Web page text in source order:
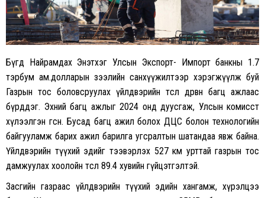
Бүгд Найрамдах Энэтхэг Улсын Экспорт- Импорт банкны 1.7
тэрбум ам.долларын зээлийн санхүүжилтээр хэрэгжүүлж буй
Газрын тос боловсруулах үйлдвэрийн төсөл дөрвөн багц ажлаас
бүрддэг. Эхний багц ажлыг 2024 онд дуусгаж, Улсын комисст
хүлээлгэн өгсөн. Бусад багц ажил болох ДЦС болон технологийн
байгууламж барих ажил барилга угсралтын шатандаа явж байна.
Үйлдвэрийн түүхий эдийг тээвэрлэх 527 км урттай газрын тос
дамжуулах хоолойн төсөл 89.4 хувийн гүйцэтгэлтэй.
Засгийн газраас үйлдвэрийн түүхий эдийн хангамж, хүрэлцээ